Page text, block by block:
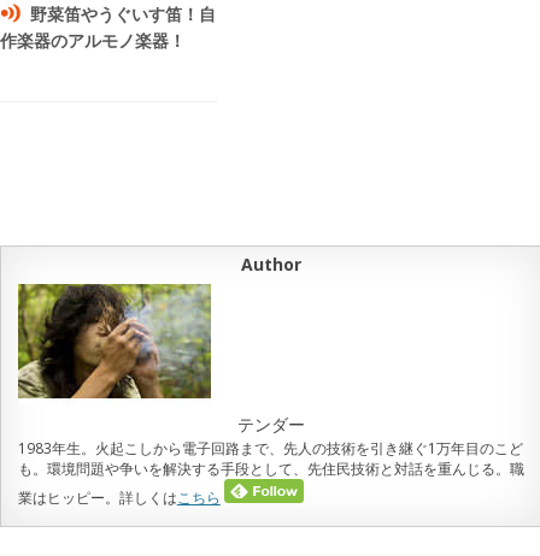
野菜笛やうぐいす笛！自
作楽器のアルモノ楽器！
Author
テンダー
1983年生。火起こしから電子回路まで、先人の技術を引き継ぐ1万年目のこど
も。環境問題や争いを解決する手段として、先住民技術と対話を重んじる。職
業はヒッピー。詳しくは こちら